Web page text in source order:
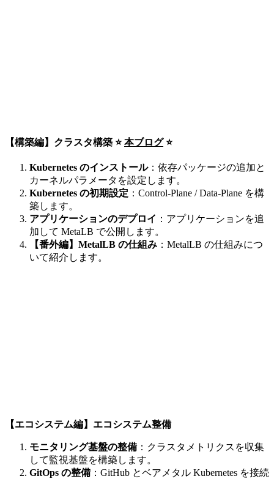
【構築編】クラスタ構築 ⭐️本ブログ⭐️
Kubernetes のインストール：依存パッケージの追加と
カーネルパラメータを設定します。
Kubernetes の初期設定 ：Control-Plane / Data-Plane を構
築します。
アプリケーションのデプロイ ：アプリケーションを追
加して MetaLB で公開します。
【番外編】MetalLB の仕組み ：MetalLB の仕組みにつ
いて紹介します。
【エコシステム編】エコシステム整備
モニタリング基盤の整備 ：クラスタメトリクスを収集
して監視基盤を構築します。
GitOps の整備 ：GitHub とベアメタル Kubernetes を接続